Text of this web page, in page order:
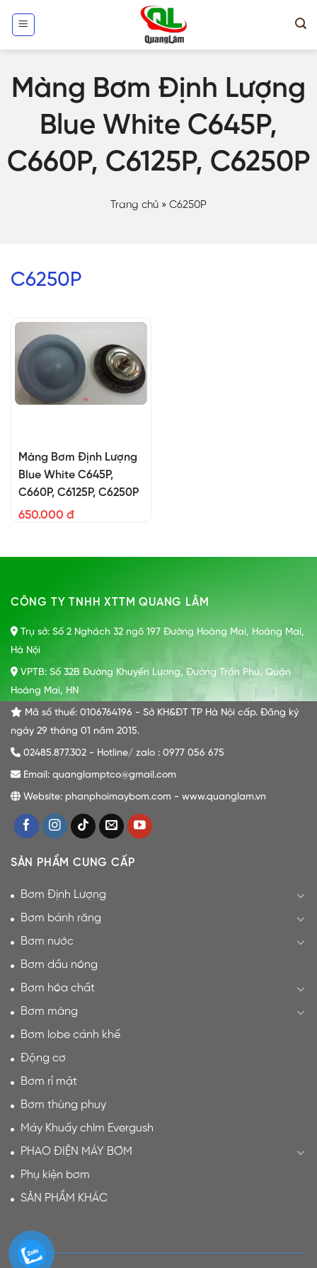
Màng Bơm Định Lượng
Blue White C645P,
C660P, C6125P, C6250P
Trang chủ » C6250P
C6250P
Màng Bơm Định Lượng
Blue White C645P,
C660P, C6125P, C6250P
650.000 đ
CÔNG TY TNHH XTTM QUANG LÂM
Trụ sở: Số 2 Nghách 32 ngõ 197 Đường Hoàng Mai, Hoàng Mai,
Hà Nội
VPTB: Số 32B Đường Khuyến Lương, Đường Trần Phú, Quận
Hoàng Mai, HN
Mã số thuế: 0106764196 - Sở KH&ĐT TP Hà Nội cấp. Đăng ký
ngày 29 tháng 01 năm 2015.
02485.877.302 - Hotline/ zalo : 0977 056 675
Email: quanglamptco@gmail.com
Website: phanphoimaybom.com - www.quanglam.vn
SẢN PHẨM CUNG CẤP
Bơm Định Lượng
Bơm bánh răng
Bơm nước
Bơm dầu nóng
Bơm hóa chất
Bơm màng
Bơm lobe cánh khế
Động cơ
Bơm rỉ mật
Bơm thùng phuy
Máy Khuấy chìm Evergush
PHAO ĐIỆN MÁY BƠM
Phụ kiện bơm
SẢN PHẨM KHÁC